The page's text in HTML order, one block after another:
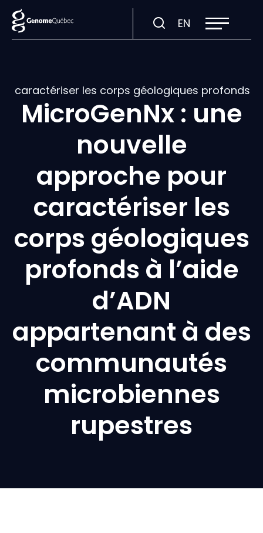
EN Visiter
la
:
English.
la
navigation
du
caractériser les corps géologiques profonds
MicroGenNx : une
nouvelle
approche pour
caractériser les
corps géologiques
profonds à l’aide
d’ADN
appartenant à des
communautés
microbiennes
rupestres